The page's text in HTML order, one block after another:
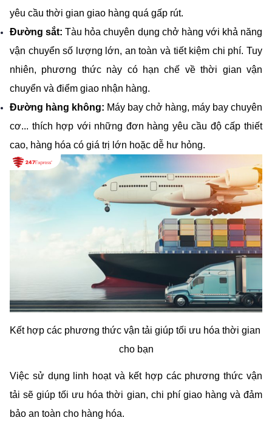
yêu cầu thời gian giao hàng quá gấp rút.
Đường sắt: Tàu hỏa chuyên dụng chở hàng với khả năng
vận chuyển số lượng lớn, an toàn và tiết kiệm chi phí. Tuy
nhiên, phương thức này có hạn chế về thời gian vận
chuyển và điểm giao nhận hàng.
Đường hàng không: Máy bay chở hàng, máy bay chuyên
cơ... thích hợp với những đơn hàng yêu cầu độ cấp thiết
cao, hàng hóa có giá trị lớn hoặc dễ hư hỏng.
Kết hợp các phương thức vận tải giúp tối ưu hóa thời gian
cho bạn
Việc sử dụng linh hoạt và kết hợp các phương thức vận
tải sẽ giúp tối ưu hóa thời gian, chi phí giao hàng và đảm
bảo an toàn cho hàng hóa.